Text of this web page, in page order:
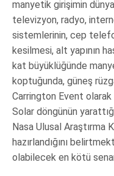
manyetik girişimin
televizyon, radyo,
sistemlerinin, cep
kesilmesi, alt yapının
kat büyüklüğünde
koptuğunda, güneş
Carrington Event olarak
Solar döngünün
Nasa Ulusal Araştırma
hazırlandığını
olabilecek en kötü